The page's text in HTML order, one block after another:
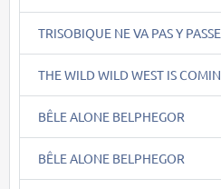
TRISOBIQUE NE VA PAS Y
THE WILD WILD WEST IS
BÊLE ALONE BELPHEGOR
BÊLE ALONE BELPHEGOR